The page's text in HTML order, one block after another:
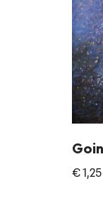
€1,25